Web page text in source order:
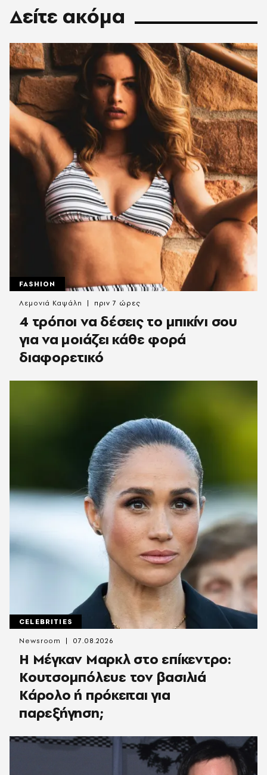
Δείτε ακόμα
FASHION
4 τρόποι να δέσεις το μπικίνι σου
για να μοιάζει κάθε φορά
διαφορετικό
Λεμονιά Καψάλη πριν 7 ώρες
CELEBRITIES
Η Μέγκαν Μαρκλ στο επίκεντρο:
Κουτσομπόλευε τον βασιλιά
Κάρολο ή πρόκειται για
παρεξήγηση;
Newsroom 07.08.2026